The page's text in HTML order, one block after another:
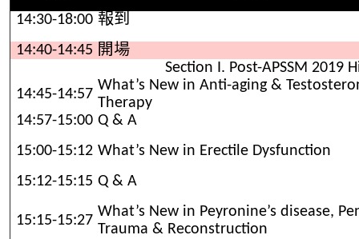
14:30-18:00 報到
14:40-14:45 開場
Section I. Post-APSSM 2019
14:45-14:57
What’s New in Anti-aging &
Therapy
14:57-15:00 Q & A
15:00-15:12 What’s New in Erectile Dysfunction
15:12-15:15 Q & A
15:15-15:27
What’s New in Peyronine’s disease,
Trauma & Reconstruction